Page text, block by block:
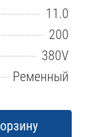
11.0
200
380V
Ременный